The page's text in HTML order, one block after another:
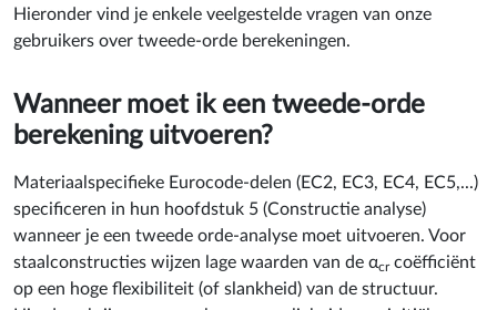
Hieronder vind je enkele veelgestelde vragen van onze
gebruikers over tweede-orde berekeningen.
Wanneer moet ik een tweede-orde
berekening uitvoeren?
Materiaalspecifieke Eurocode-delen (EC2, EC3, EC4, EC5,...)
specificeren in hun hoofdstuk 5 (Constructie analyse)
wanneer je een tweede orde-analyse moet uitvoeren. Voor
staalconstructies wijzen lage waarden van de α
coëfficiënt
op een hoge flexibiliteit (of slankheid) van de structuur.